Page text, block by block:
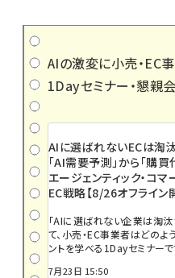
AIの激変に小売・EC
1Dayセミナー・懇親
AIに選ばれないECは淘汰
「AI需要予測」から「購買
エージェンティック・コ
EC戦略【8/26オフライン
「AIに選ばれない企業は淘汰
て、小売・EC事業者はどの
ントを学べる1Dayセミナーで
7月23日 15:50